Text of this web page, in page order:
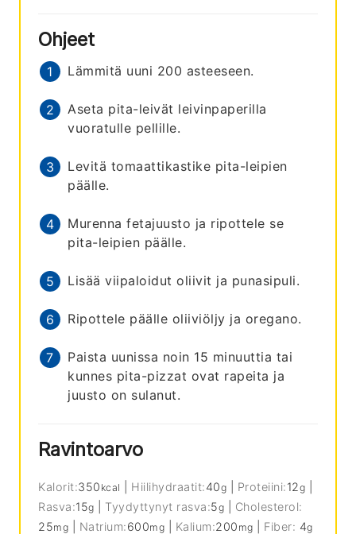
Ohjeet
Lämmitä uuni 200 asteeseen.
Aseta pita-leivät leivinpaperilla
vuoratulle pellille.
Levitä tomaattikastike pita-leipien
päälle.
Murenna fetajuusto ja ripottele se
pita-leipien päälle.
Lisää viipaloidut oliivit ja punasipuli.
Ripottele päälle oliiviöljy ja oregano.
Paista uunissa noin 15 minuuttia tai
kunnes pita-pizzat ovat rapeita ja
juusto on sulanut.
Ravintoarvo
Kalorit:350 kcal Hiilihydraatit:40g Proteiini:12g
Rasva:15g Tyydyttynyt rasva:5g
Cholesterol:
25mg Natrium:600mg Kalium:200 mg Fiber: 4g